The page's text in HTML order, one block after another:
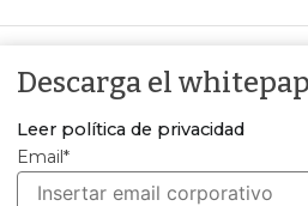
Descarga el
Leer política de privacidad
Email*